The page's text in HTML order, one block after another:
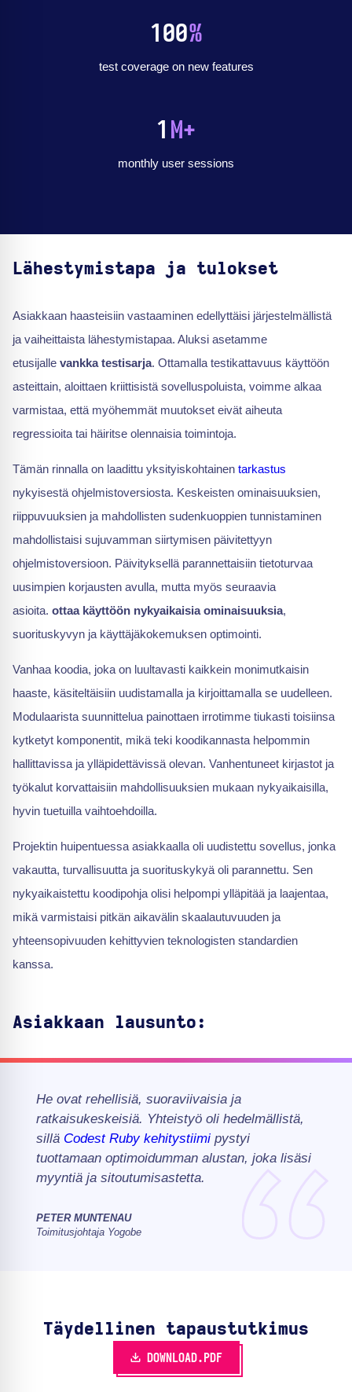
100%
test coverage on new features
1 M+
monthly user sessions
Lähestymistapa ja tulokset
Asiakkaan haasteisiin vastaaminen edellyttäisi järjestelmällistä
ja vaiheittaista lähestymistapaa. Aluksi asetamme
etusijalle vankka testisarja. Ottamalla testikattavuus käyttöön
asteittain, aloittaen kriittisistä sovelluspoluista, voimme alkaa
varmistaa, että myöhemmät muutokset eivät aiheuta
regressioita tai häiritse olennaisia toimintoja.
Tämän rinnalla on laadittu yksityiskohtainen tarkastus
nykyisestä ohjelmistoversiosta. Keskeisten ominaisuuksien,
riippuvuuksien ja mahdollisten sudenkuoppien tunnistaminen
mahdollistaisi sujuvamman siirtymisen päivitettyyn
ohjelmistoversioon. Päivityksellä parannettaisiin tietoturvaa
uusimpien korjausten avulla, mutta myös seuraavia
asioita. ottaa käyttöön nykyaikaisia ominaisuuksia,
suorituskyvyn ja käyttäjäkokemuksen optimointi.
Vanhaa koodia, joka on luultavasti kaikkein monimutkaisin
haaste, käsiteltäisiin uudistamalla ja kirjoittamalla se uudelleen.
Modulaarista suunnittelua painottaen irrotimme tiukasti toisiinsa
kytketyt komponentit, mikä teki koodikannasta helpommin
hallittavissa ja ylläpidettävissä olevan. Vanhentuneet kirjastot ja
työkalut korvattaisiin mahdollisuuksien mukaan nykyaikaisilla,
hyvin tuetuilla vaihtoehdoilla.
Projektin huipentuessa asiakkaalla oli uudistettu sovellus, jonka
vakautta, turvallisuutta ja suorituskykyä oli parannettu. Sen
nykyaikaistettu koodipohja olisi helpompi ylläpitää ja laajentaa,
mikä varmistaisi pitkän aikavälin skaalautuvuuden ja
yhteensopivuuden kehittyvien teknologisten standardien
kanssa.
Asiakkaan lausunto:
He ovat rehellisiä, suoraviivaisia ja
ratkaisukeskeisiä. Yhteistyö oli hedelmällistä,
sillä Codest Ruby kehitystiimi pystyi
tuottamaan optimoidumman alustan, joka lisäsi
myyntiä ja sitoutumisastetta.
PETER MUNTENAU
Toimitusjohtaja Yogobe
Täydellinen tapaustutkimus
DOWNLOAD.PDF